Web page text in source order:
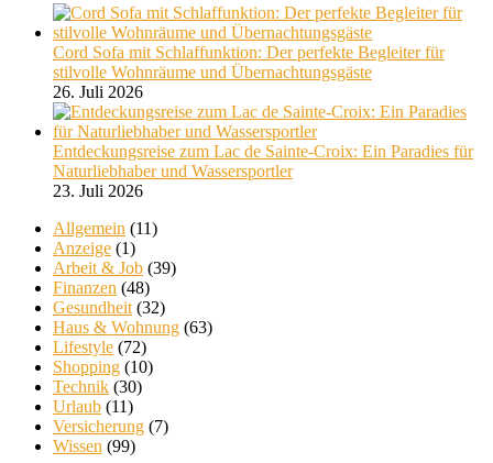
Cord Sofa mit Schlaffunktion: Der perfekte Begleiter für
stilvolle Wohnräume und Übernachtungsgäste
26. Juli 2026
Entdeckungsreise zum Lac de Sainte-Croix: Ein Paradies für
Naturliebhaber und Wassersportler
23. Juli 2026
Allgemein (11)
Anzeige (1)
Arbeit & Job (39)
Finanzen (48)
Gesundheit (32)
Haus & Wohnung (63)
Lifestyle (72)
Shopping (10)
Technik (30)
Urlaub (11)
Versicherung (7)
Wissen (99)